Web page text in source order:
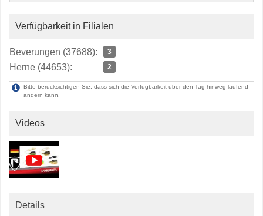
Verfügbarkeit in Filialen
Beverungen (37688): 3
Herne (44653): 2
Bitte berücksichtigen Sie, dass sich die Verfügbarkeit über den Tag hinweg laufend
ändern kann.
Videos
Details